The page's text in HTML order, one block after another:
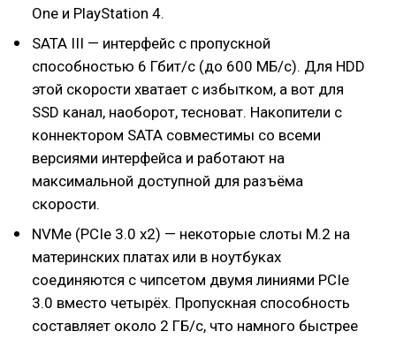
One и PlayStation 4.
SATA III — интерфейс с пропускной
способностью 6 Гбит/с (до 600 МБ/с). Для HDD
этой скорости хватает с избытком, а вот для
SSD канал, наоборот, тесноват. Накопители с
коннектором SATA совместимы со всеми
версиями интерфейса и работают на
максимальной доступной для разъёма
скорости.
NVMe (PCIe 3.0 x2) — некоторые слоты M.2 на
материнских платах или в ноутбуках
соединяются с чипсетом двумя линиями PCIe
3.0 вместо четырёх. Пропускная способность
составляет около 2 ГБ/с, что намного быстрее